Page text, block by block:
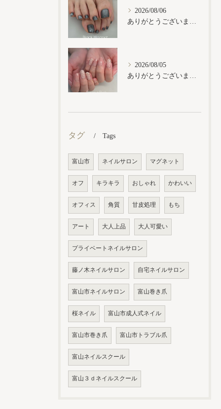
2026/08/06
ありがとうございます𓂃𓈒𓏸︎︎︎︎
2026/08/05
ありがとうございます𓂃𓈒𓏸︎︎︎︎
タグ Tags
富山市 ネイルサロン マグネット
オフ キラキラ おしゃれ かわいい
オフィス 角質 甘皮処理 もち
アート 大人上品 大人可愛い
プライベートネイルサロン
藤ノ木ネイルサロン 自宅ネイルサロン
富山市ネイルサロン 富山巻き爪
桜ネイル 富山市成人式ネイル
富山市巻き爪 富山市トラブル爪
富山ネイルスクール
富山３ｄネイルスクール